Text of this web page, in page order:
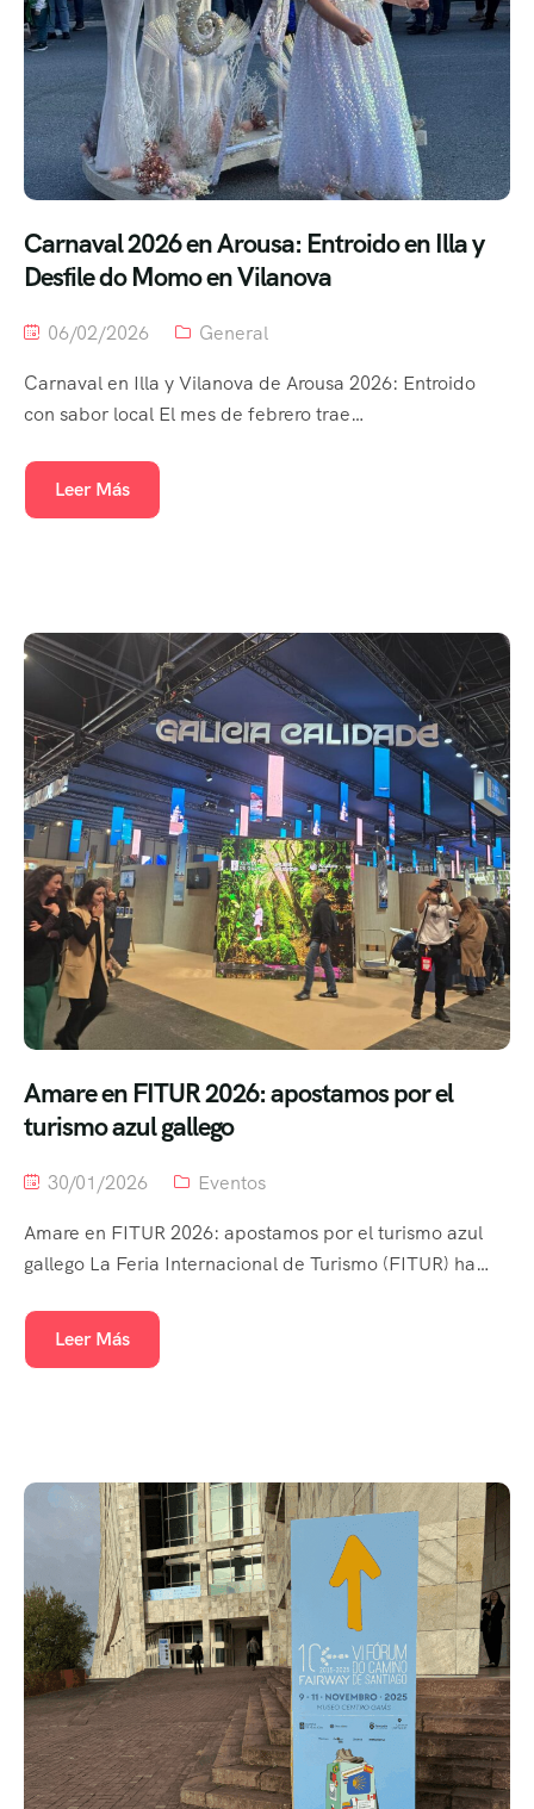
Carnaval 2026 en Arousa: Entroido en Illa y
Desfile do Momo en Vilanova
06/02/2026
General
Carnaval en Illa y Vilanova de Arousa 2026: Entroido
con sabor local El mes de febrero trae…
Leer Más
Amare en FITUR 2026: apostamos por el
turismo azul gallego
30/01/2026
Eventos
Amare en FITUR 2026: apostamos por el turismo azul
gallego La Feria Internacional de Turismo (FITUR) ha…
Leer Más